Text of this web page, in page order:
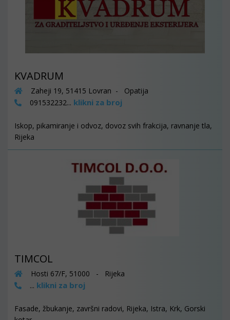
KVADRUM
Zaheji 19, 51415 Lovran - Opatija
091532232... klikni za broj
Iskop, pikamiranje i odvoz, dovoz svih frakcija, ravnanje tla,
Rijeka
TIMCOL
Hosti 67/F, 51000 - Rijeka
... klikni za broj
Fasade, žbukanje, završni radovi, Rijeka, Istra, Krk, Gorski